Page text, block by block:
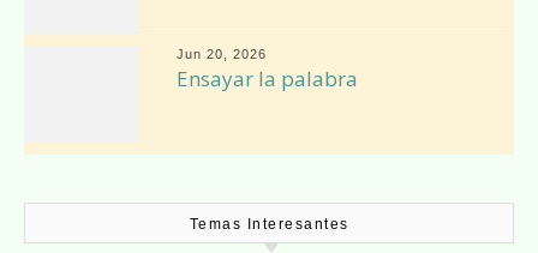
Jun 20, 2026
Ensayar la palabra
Temas Interesantes